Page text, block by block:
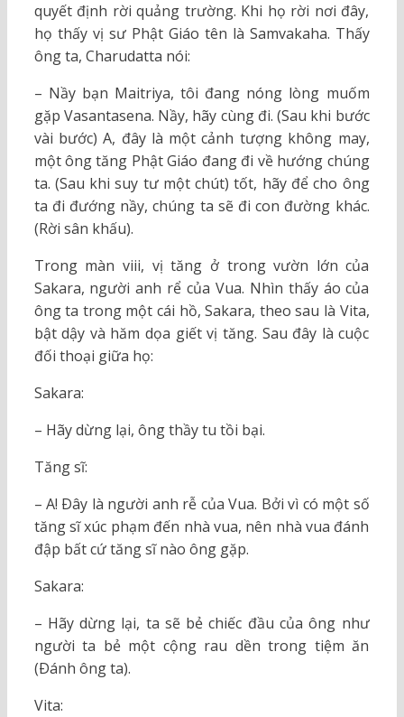
quyết định rời quảng trường. Khi họ rời nơi đây,
họ thấy vị sư Phật Giáo tên là Samvakaha. Thấy
ông ta, Charudatta nói:
– Nầy bạn Maitriya, tôi đang nóng lòng muốm
gặp Vasantasena. Nầy, hãy cùng đi. (Sau khi bước
vài bước) A, đây là một cảnh tượng không may,
một ông tăng Phật Giáo đang đi về hướng chúng
ta. (Sau khi suy tư một chút) tốt, hãy để cho ông
ta đi đướng nầy, chúng ta sẽ đi con đường khác.
(Rời sân khấu).
Trong màn viii, vị tăng ở trong vườn lớn của
Sakara, người anh rể của Vua. Nhìn thấy áo của
ông ta trong một cái hồ, Sakara, theo sau là Vita,
bật dậy và hăm dọa giết vị tăng. Sau đây là cuộc
đối thoại giữa họ:
Sakara:
– Hãy dừng lại, ông thầy tu tồi bại.
Tăng sĩ:
– A! Ðây là người anh rễ của Vua. Bởi vì có một số
tăng sĩ xúc phạm đến nhà vua, nên nhà vua đánh
đập bất cứ tăng sĩ nào ông gặp.
Sakara:
– Hãy dừng lại, ta sẽ bẻ chiếc đầu của ông như
người ta bẻ một cộng rau dền trong tiệm ăn
(Ðánh ông ta).
Vita: